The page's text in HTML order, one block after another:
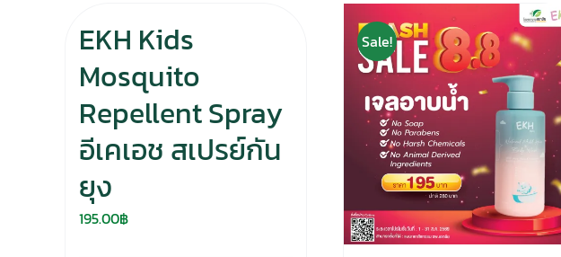
EKH Kids
Mosquito
Repellent Spray
อีเคเอช สเปรย์กัน
ยุง
195.00฿
Sale!